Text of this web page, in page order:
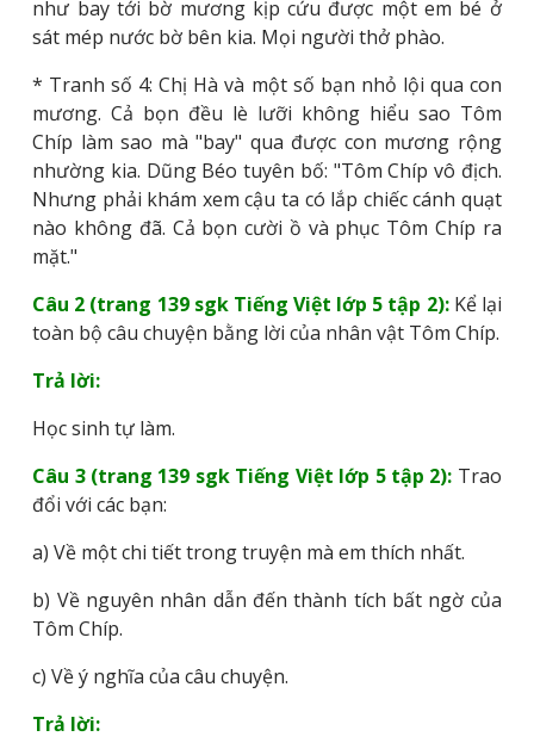
như bay tới bờ mương kịp cứu được một em bé ở
sát mép nước bờ bên kia. Mọi người thở phào.
* Tranh số 4: Chị Hà và một số bạn nhỏ lội qua con
mương. Cả bọn đều lè lưỡi không hiểu sao Tôm
Chíp làm sao mà "bay" qua được con mương rộng
nhường kia. Dũng Béo tuyên bố: "Tôm Chíp vô địch.
Nhưng phải khám xem cậu ta có lắp chiếc cánh quạt
nào không đã. Cả bọn cười ồ và phục Tôm Chíp ra
mặt."
Câu 2 (trang 139 sgk Tiếng Việt lớp 5 tập 2):Kể lại
toàn bộ câu chuyện bằng lời của nhân vật Tôm Chíp.
Trả lời:
Học sinh tự làm.
Câu 3 (trang 139 sgk Tiếng Việt lớp 5 tập 2): Trao
đổi với các bạn:
a) Về một chi tiết trong truyện mà em thích nhất.
b) Về nguyên nhân dẫn đến thành tích bất ngờ của
Tôm Chíp.
c) Về ý nghĩa của câu chuyện.
Trả lời: